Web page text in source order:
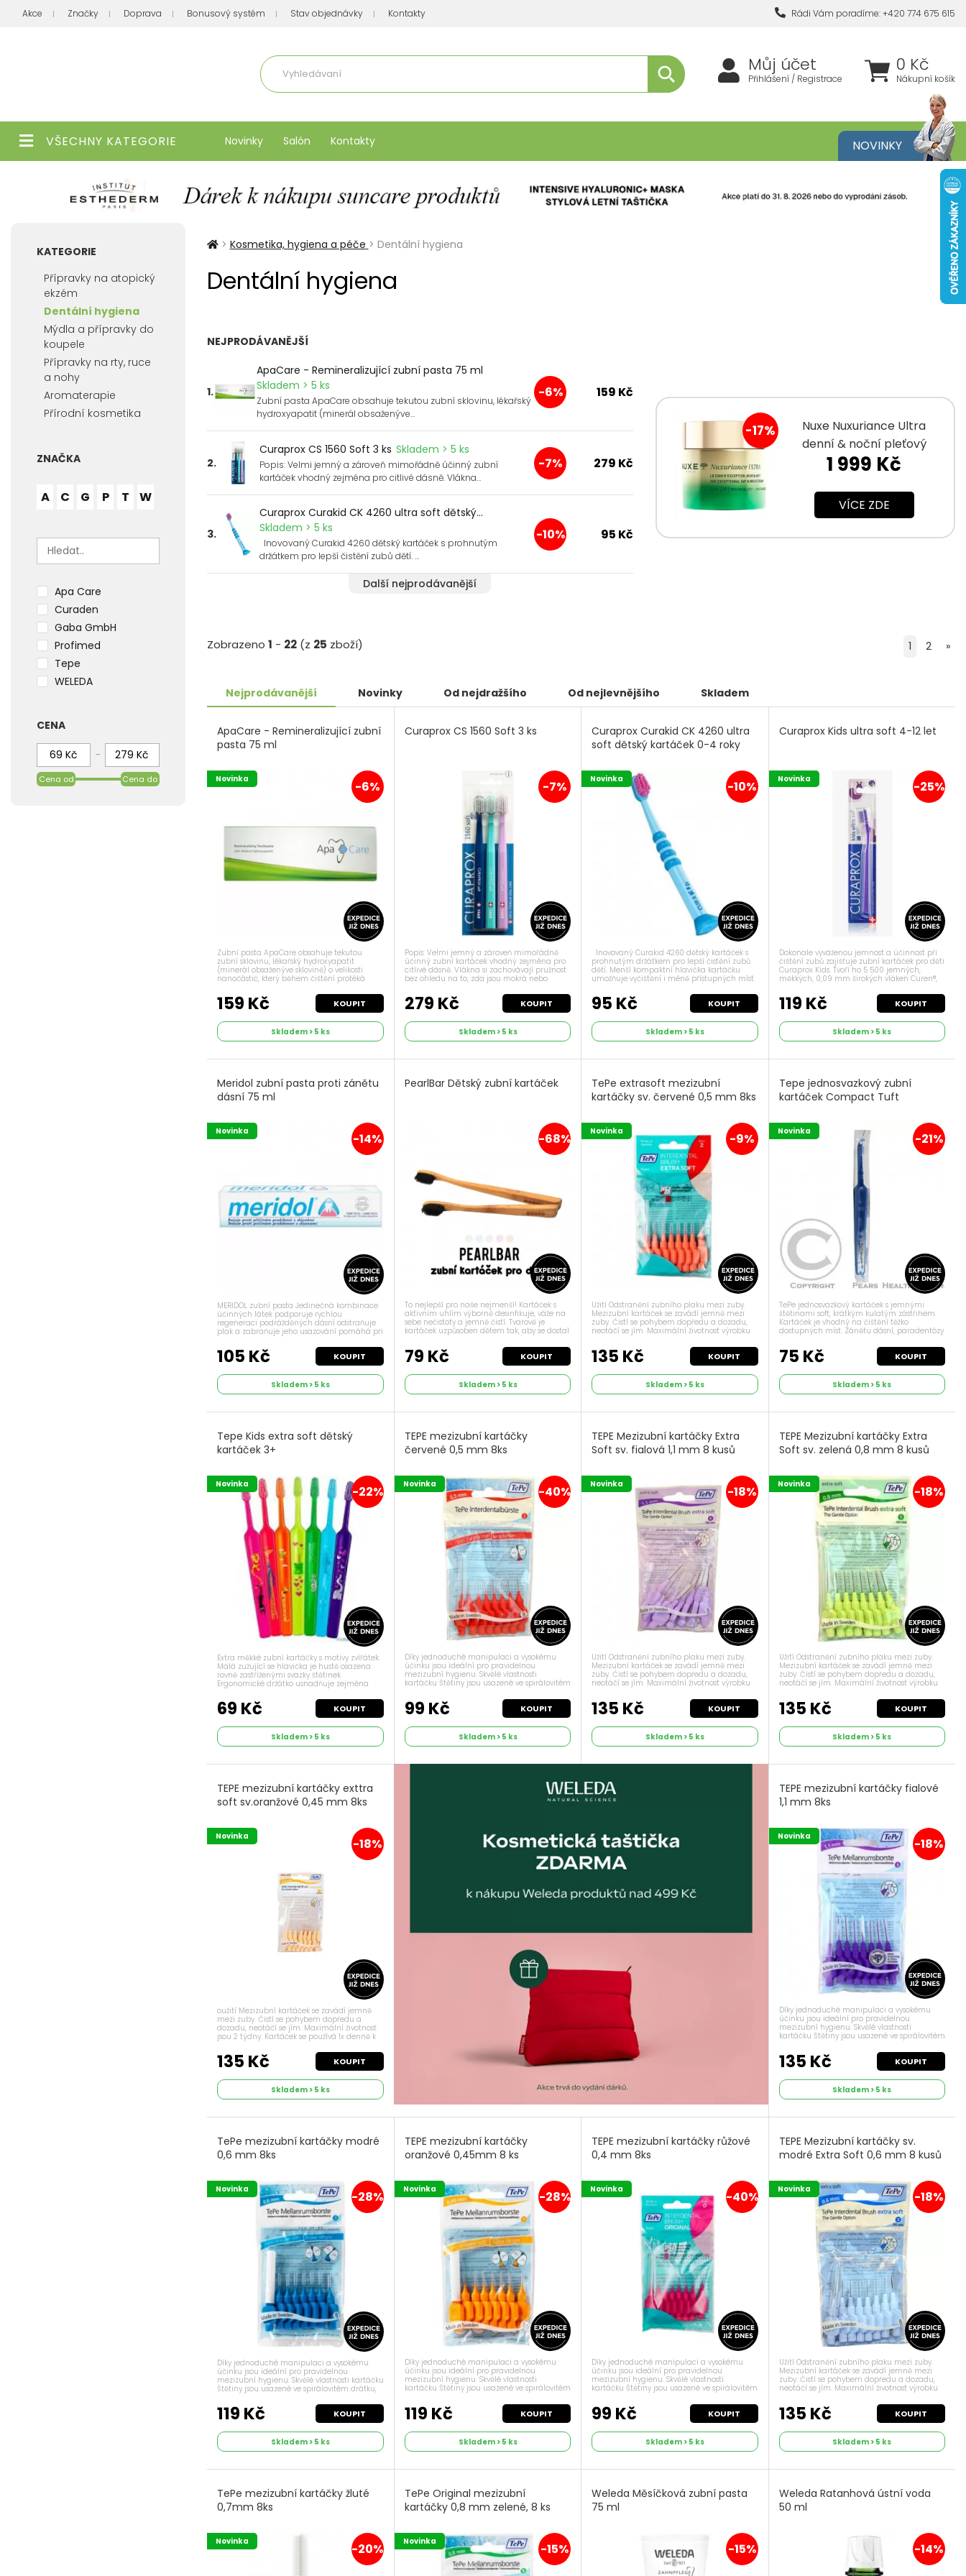
Akce Značky Doprava Bonusový systém Stav objednávky Kontakty Rádi Vám poradíme: +420 774 675 615
0 Kč
Nákupní košík
Můj účet
Přihlášení / Registrace
VŠECHNY KATEGORIE Novinky Salón Kontakty NOVINKY
> Kosmetika, hygiena a péče > Dentální hygiena
Dentální hygiena
NEJPRODÁVANĚJŠÍ
1.
ApaCare - Remineralizující zubní pasta 75 ml
Skladem > 5 ks
Zubní pasta ApaCare obsahuje tekutou zubní sklovinu, lékařský
hydroxyapatit (minerál obsaženýve…
-6% 159 Kč
2.
Curaprox CS 1560 Soft 3 ks Skladem > 5 ks
Popis: Velmi jemný a zároveň mimořádně účinný zubní
kartáček vhodný zejména pro citlivé dásně. Vlákna…
-7% 279 Kč
3.
Curaprox Curakid CK 4260 ultra soft dětský...
Skladem > 5 ks
Inovovaný Curakid 4260 dětský kartáček s prohnutým
držátkem pro lepší čistění zubů dětí. …
-10% 95 Kč
Další nejprodávanější
-17%
Nuxe Nuxuriance Ultra
denní & noční pleťový
krém 75 ml
1 999 Kč
VÍCE ZDE
1 2 »
Zobrazeno 1 - 22(z 25 zboží)
Nejprodávanější Novinky Od nejdražšího Od nejlevnějšího Skladem
ApaCare - Remineralizující zubní
pasta 75 ml
-6%
Novinka
Zubní pasta ApaCare obsahuje tekutou
zubní sklovinu, lékařský hydroxyapatit
(minerál obsaženýve sklovině) o velikosti
nanočástic, který během čištění protéká
jakoukoliv nerovnost. Fluorid chrání...
159 Kč KOUPIT
Skladem > 5 ks
Curaprox CS 1560 Soft 3 ks
-7%
Popis: Velmi jemný a zároveň mimořádně
účinný zubní kartáček vhodný zejména pro
citlivé dásně. Vlákna si zachovávají pružnost
bez ohledu na to, zda jsou mokrá nebo
suchá. Díky svým vlastnostem šetrně vyčístí i
drobné nerovnosti zubů a dásňového...
279 Kč KOUPIT
Skladem > 5 ks
Curaprox Curakid CK 4260 ultra
soft dětský kartáček 0-4 roky
-10%
Novinka
Inovovaný Curakid 4260 dětský kartáček s
prohnutým držátkem pro lepší čistění zubů
dětí. Menší kompaktní hlavička kartáčku
umožňuje vyčištění i méně přístupných míst
v ústní dutině dítěte. Povrch z jemné pryže
nabízí maximální ochranu. ...
95 Kč KOUPIT
Skladem > 5 ks
Curaprox Kids ultra soft 4-12 let
-25%
Novinka
Dokonale vyváženou jemnost a účinnost při
čištění zubů zajišťuje zubní kartáček pro děti
Curaprox Kids. Tvoří ho 5 500 jemných,
měkkých, 0,09 mm širokých vláken Curen®,
která pomáhají šetrně a zároveň efektivně
odstranit ze zubů veškeré nečistoty,...
119 Kč KOUPIT
Skladem > 5 ks
Meridol zubní pasta proti zánětu
dásní 75 ml
-14%
Novinka
MERIDOL zubní pasta Jedinečná kombinace
účinných látek podporuje rychlou
regeneraci podrážděných dásní odstraňuje
plak a zabraňuje jeho usazování pomáhá při
dásní zpevňuje tkáň...
105 Kč KOUPIT
Skladem > 5 ks
PearlBar Dětský zubní kartáček
-68%
To nejlepší pro naše nejmenší! Kartáček s
aktivním uhlím výborně desinfikuje, váže na
sebe nečistoty a jemně čistí. Tvarově je
kartáček uzpůsoben dětem tak, aby se dostal
i mezi zuby a důkladně vyčistil. Štětiny
kartáčku obsahují aktivní uhlí....
79 Kč KOUPIT
Skladem > 5 ks
TePe extrasoft mezizubní
kartáčky sv. červené 0,5 mm 8ks
-9%
Novinka
Užití Odstranění zubního plaku mezi zuby.
Mezizubní kartáček se zavádí jemně mezi
zuby. Čistí se pohybem dopředu a dozadu,
neotáčí se jím. Maximální životnost výrobku
Zánět dásní, krvácení...
135 Kč KOUPIT
Skladem > 5 ks
Tepe jednosvazkový zubní
kartáček Compact Tuft
-21%
Novinka
TePe jednosvazkový kartáček s jemnými
štětinami soft, krátkým kulatým zástřihem.
Kartáček je vhodný na čištění těžko
dostupných míst. Zánětu dásní, paradentózy
75 Kč KOUPIT
Skladem > 5 ks
Tepe Kids extra soft dětský
kartáček 3+
-22%
Novinka
Extra měkké zubní kartáčky s motivy zvířátek.
Malá zužující se hlavička je hustě osazena
rovně zastřiženými svazky štětinek.
Ergonomické držátko usnadňuje zejména
tvarovat podle...
69 Kč KOUPIT
Skladem > 5 ks
TEPE mezizubní kartáčky
červené 0,5 mm 8ks
-40%
Novinka
Díky jednoduché manipulaci a vysokému
účinku jsou ideální pro pravidelnou
mezizubní hygienu. Skvělé vlastnosti
kartáčku Štětiny jsou usazené ve spirálovitém
aby chránil zubní krček a...
99 Kč KOUPIT
Skladem > 5 ks
TEPE Mezizubní kartáčky Extra
Soft sv. fialová 1,1 mm 8 kusů
-18%
Novinka
Užití Odstranění zubního plaku mezi zuby.
Mezizubní kartáček se zavádí jemně mezi
zuby. Čistí se pohybem dopředu a dozadu,
neotáčí se jím. Maximální životnost výrobku
Zánět dásní, krvácení...
135 Kč KOUPIT
Skladem > 5 ks
TEPE Mezizubní kartáčky Extra
Soft sv. zelená 0,8 mm 8 kusů
-18%
Novinka
Užití Odstranění zubního plaku mezi zuby.
Mezizubní kartáček se zavádí jemně mezi
zuby. Čistí se pohybem dopředu a dozadu,
neotáčí se jím. Maximální životnost výrobku
Zánět dásní, krvácení...
135 Kč KOUPIT
Skladem > 5 ks
TEPE mezizubní kartáčky exttra
soft sv.oranžové 0,45 mm 8ks
-18%
Novinka
oužití Mezizubní kartáček se zavádí jemně
mezi zuby. Čistí se pohybem dopředu a
dozadu, neotáčí se jím. Maximální životnost
jsou 2 týdny. Kartáček se používá 1x denně k
odstranění zubního plaku mezi zuby.
Příznaky Zánět dásní, krvácení dásní,...
135 Kč KOUPIT
Skladem > 5 ks
TEPE mezizubní kartáčky fialové
1,1 mm 8ks
-18%
Novinka
Díky jednoduché manipulaci a vysokému
účinku jsou ideální pro pravidelnou
mezizubní hygienu. Skvělé vlastnosti
kartáčku Štětiny jsou usazené ve spirálovitém
aby chránil zubní krček a...
135 Kč KOUPIT
Skladem > 5 ks
TePe mezizubní kartáčky modré
0,6 mm 8ks
-28%
Novinka
Díky jednoduché manipulaci a vysokému
účinku jsou ideální pro pravidelnou
mezizubní hygienu. Skvělé vlastnosti kartáčku
Štětiny jsou usazené ve spirálovitém drátku,
chránil zubní krček a...
119 Kč KOUPIT
Skladem > 5 ks
TEPE mezizubní kartáčky
oranžové 0,45mm 8 ks
-28%
Novinka
Díky jednoduché manipulaci a vysokému
účinku jsou ideální pro pravidelnou
mezizubní hygienu. Skvělé vlastnosti
kartáčku Štětiny jsou usazené ve spirálovitém
aby chránil zubní krček a...
119 Kč KOUPIT
Skladem > 5 ks
TEPE mezizubní kartáčky růžové
0,4 mm 8ks
-40%
Novinka
Díky jednoduché manipulaci a vysokému
účinku jsou ideální pro pravidelnou
mezizubní hygienu. Skvělé vlastnosti
kartáčku Štětiny jsou usazené ve spirálovitém
aby chránil zubní krček a...
99 Kč KOUPIT
Skladem > 5 ks
TEPE Mezizubní kartáčky sv.
modré Extra Soft 0,6 mm 8 kusů
-18%
Novinka
Užití Odstranění zubního plaku mezi zuby.
Mezizubní kartáček se zavádí jemně mezi
zuby. Čistí se pohybem dopředu a dozadu,
neotáčí se jím. Maximální životnost výrobku
Zánět dásní, krvácení...
135 Kč KOUPIT
Skladem > 5 ks
TePe mezizubní kartáčky žluté
0,7mm 8ks
-20%
Novinka
TePe Original mezizubní
kartáčky 0,8 mm zelené, 8 ks
-15%
Novinka
Weleda Měsíčková zubní pasta
75 ml
-15%
Weleda Ratanhová ústní voda
50 ml
-14%
KATEGORIE
Přípravky na atopický
ekzém
Dentální hygiena
Mýdla a přípravky do
koupele
Přípravky na rty, ruce
a nohy
Aromaterapie
Přírodní kosmetika
ZNAČKA
A C G P T W
Apa Care
Curaden
Gaba GmbH
Profimed
Tepe
WELEDA
CENA
-
Cena od Cena do